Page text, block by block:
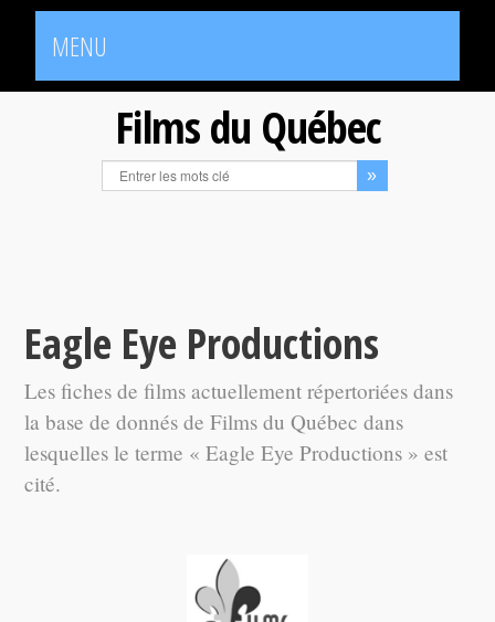
MENU
Films du Québec
Eagle Eye Productions
Les fiches de films actuellement répertoriées dans
la base de donnés de Films du Québec dans
lesquelles le terme « Eagle Eye Productions » est
cité.